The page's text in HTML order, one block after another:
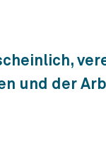
und der